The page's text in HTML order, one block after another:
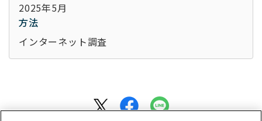
2025年5月
方法
インターネット調査